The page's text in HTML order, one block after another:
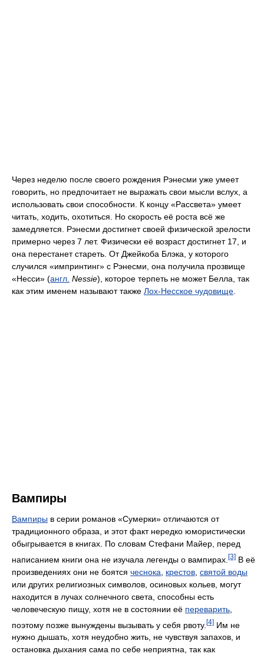
Через неделю после своего рождения Рэнесми уже умеет
говорить, но предпочитает не выражать свои мысли вслух, а
использовать свои способности. К концу «Рассвета» умеет
читать, ходить, охотиться. Но скорость её роста всё же
замедляется. Рэнесми достигнет своей физической зрелости
примерно через 7 лет. Физически её возраст достигнет 17, и
она перестанет стареть. От Джейкоба Блэка, у которого
случился «импринтинг» с Рэнесми, она получила прозвище
«Несси» (англ. Nessie), которое терпеть не может Белла, так
как этим именем называют также Лох-Несское чудовище
Вампиры
Вампиры в серии романов «Сумерки» отличаются от
традиционного образа, и этот факт нередко юмористически
обыгрывается в книгах. По словам Стефани Майер, перед
написанием книги она не изучала легенды о вампирах. [3] В её
произведениях они не боятся чеснока крестов святой воды
или других религиозных символов, осиновых кольев, могут
находится в лучах солнечного света, способны есть
человеческую пищу, хотя не в состоянии её переварить
поэтому позже вынуждены вызывать у себя рвоту. [4] Им не
нужно дышать, хотя неудобно жить, не чувствуя запахов, и
остановка дыхания сама по себе неприятна, так как